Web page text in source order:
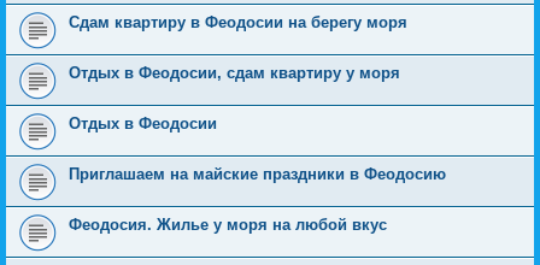
Сдам квартиру в Феодосии на берегу моря
Отдых в Феодосии, сдам квартиру у моря
Отдых в Феодосии
Приглашаем на майские праздники в Феодосию
Феодосия. Жилье у моря на любой вкус